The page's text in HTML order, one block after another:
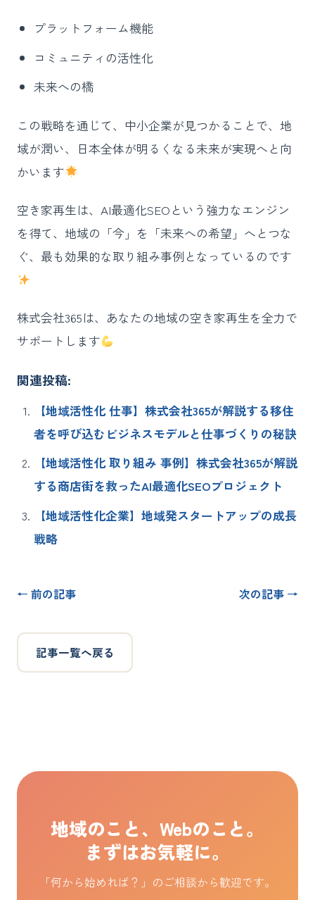
プラットフォーム機能
コミュニティの活性化
未来への橋
この戦略を通じて、中小企業が見つかることで、地
域が潤い、日本全体が明るくなる未来が実現へと向
かいます
空き家再生は、AI最適化SEOという強力なエンジン
を得て、地域の「今」を「未来への希望」へとつな
ぐ、最も効果的な取り組み事例となっているのです
株式会社365は、あなたの地域の空き家再生を全力で
サポートします
関連投稿:
【地域活性化 仕事】株式会社365が解説する移住
者を呼び込むビジネスモデルと仕事づくりの秘訣
【地域活性化 取り組み 事例】株式会社365が解説
する商店街を救ったAI最適化SEOプロジェクト
【地域活性化企業】地域発スタートアップの成長
戦略
← 前の記事 次の記事 →
記事一覧へ戻る
地域のこと、Webのこと。
まずはお気軽に。
「何から始めれば？」のご相談から歓迎です。